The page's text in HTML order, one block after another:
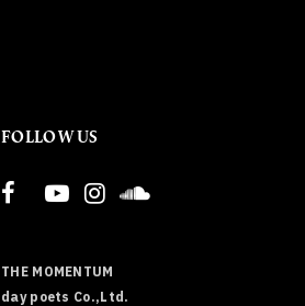
FOLLOW US
THE MOMENTUM
day poets Co.,Ltd.